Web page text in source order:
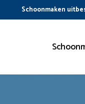
Schoonmaken